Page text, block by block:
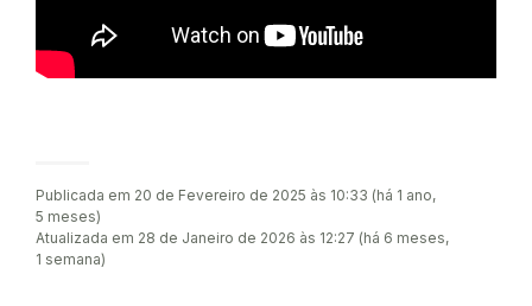
Publicada em 20 de Fevereiro de 2025 às 10:33 (há 1 ano,
5 meses)
Atualizada em 28 de Janeiro de 2026 às 12:27 (há 6 meses,
1 semana)